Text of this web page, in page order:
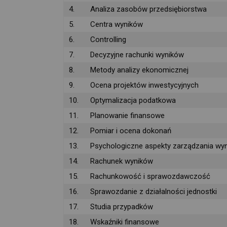
4.
Analiza zasobów przedsiębiorstwa
5.
Centra wyników
6.
Controlling
7.
Decyzyjne rachunki wyników
8.
Metody analizy ekonomicznej
9.
Ocena projektów inwestycyjnych
10.
Optymalizacja podatkowa
11.
Planowanie finansowe
12.
Pomiar i ocena dokonań
13.
Psychologiczne aspekty zarządzania
14.
Rachunek wyników
15.
Rachunkowość i sprawozdawczość
16.
Sprawozdanie z działalności jednostki
17.
Studia przypadków
18.
Wskaźniki finansowe